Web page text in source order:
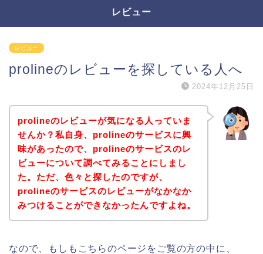
レビュー
レビュー
prolineのレビューを探している人へ
2024年12月25日
prolineのレビューが気になる人っていま
せんか？私自身、prolineのサービスに興
味があったので、prolineのサービスのレ
ビューについて調べてみることにしまし
た。ただ、色々と探したのですが、
prolineのサービスのレビューがなかなか
みつけることができなかったんですよね。
なので、もしもこちらのページをご覧の方の中に、